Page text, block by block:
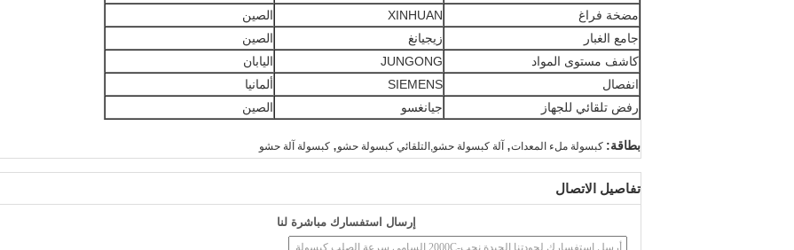
مضخة فراغ
XINHUAN
الصين
جامع الغبار
زيجيانغ
الصين
كاشف مستوى المواد
JUNGONG
اليابان
انفصال
SIEMENS
ألمانيا
رفض تلقائي للجهاز
جيانغسو الصين
بطاقة: كبسولة ملء المعدات, آلة كبسولة حشو,التلقائي كبسولة حشو, كبسولة آلة حشو
تفاصيل الاتصال
إرسال استفسارك مباشرة لنا